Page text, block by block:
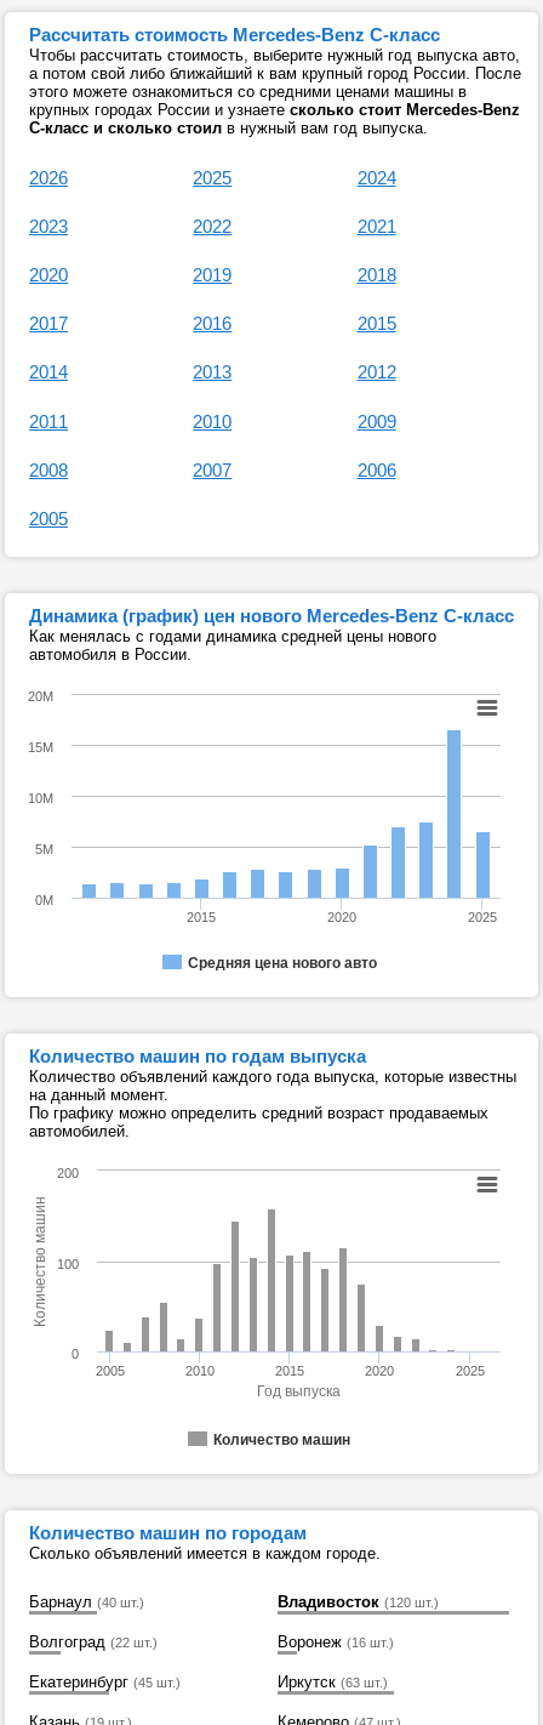
Рассчитать стоимость Mercedes-Benz C-класс
Чтобы рассчитать стоимость, выберите нужный год выпуска авто,
а потом свой либо ближайший к вам крупный город России. После
этого можете ознакомиться со средними ценами машины в
крупных городах России и узнаете сколько стоит Mercedes-Benz
C-класс и сколько стоил в нужный вам год выпуска.
2026 2025 2024
2023 2022 2021
2020 2019 2018
2017 2016 2015
2014 2013 2012
2011 2010 2009
2008 2007 2006
2005
Динамика (график) цен нового Mercedes-Benz C-класс
Как менялась с годами динамика средней цены нового
автомобиля в России.
Средняя цена нового авто
2015 2020 2025
0M
5M
10M
15M
20M
Количество машин по годам выпуска
Количество объявлений каждого года выпуска, которые известны
на данный момент.
По графику можно определить средний возраст продаваемых
автомобилей.
Год выпуска
Количество машин
Количество машин
2005 2010 2015 2020 2025
0
100
200
Количество машин по городам
Сколько объявлений имеется в каждом городе.
Барнаул (40 шт.) Владивосток (120 шт.)
Волгоград (22 шт.) Воронеж (16 шт.)
Екатеринбург (45 шт.) Иркутск (63 шт.)